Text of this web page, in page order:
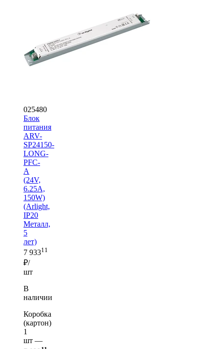
025480
Блок
питания
ARV-
SP24150-
LONG-
PFC-
A
(24V,
6.25A,
150W)
(Arlight,
IP20
Металл,
5
лет)
7 93311
₽/
шт
В
наличии
Коробка
(картон)
1
шт —